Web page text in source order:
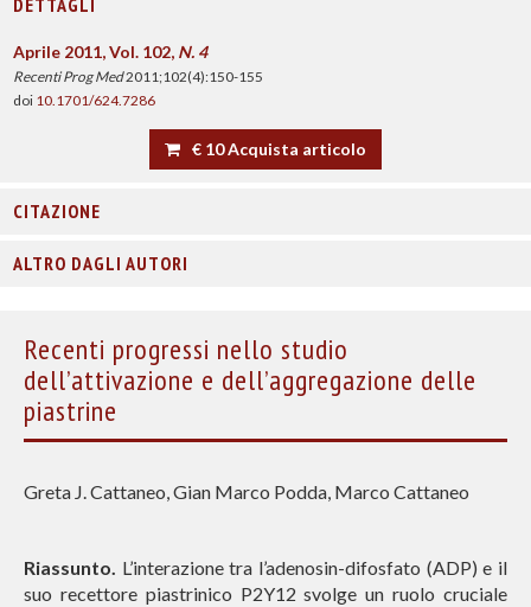
DETTAGLI
Aprile 2011, Vol. 102, N. 4
Recenti Prog Med2011;102(4):150-155
doi 10.1701/624.7286
€ 10 Acquista articolo
CITAZIONE
ALTRO DAGLI AUTORI
Recenti progressi nello studio
dell’attivazione e dell’aggregazione delle
piastrine
Greta J. Cattaneo, Gian Marco Podda, Marco Cattaneo
Riassunto. L’interazione tra l’adenosin-difosfato (ADP) e il
suo recettore piastrinico P2Y12 svolge un ruolo cruciale